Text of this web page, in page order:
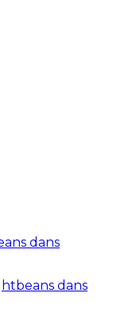
dans
dans